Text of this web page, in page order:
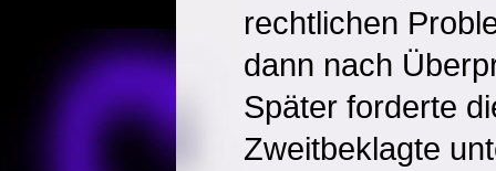
rechtlichen
dann nach
Später forderte
Zweitbeklagte